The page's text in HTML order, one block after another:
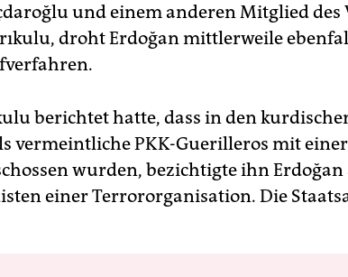
und einem anderen Mitglied des
droht Erdoğan mittlerweile
berichtet hatte, dass in den
vermeintliche PKK-Guerilleros mit
wurden, bezichtigte ihn Erdoğan
einer Terrororganisation. Die